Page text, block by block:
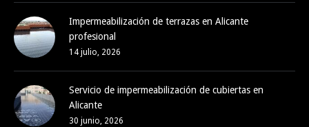
Impermeabilización de terrazas en Alicante
profesional
14 julio, 2026
Servicio de impermeabilización de cubiertas en
Alicante
30 junio, 2026